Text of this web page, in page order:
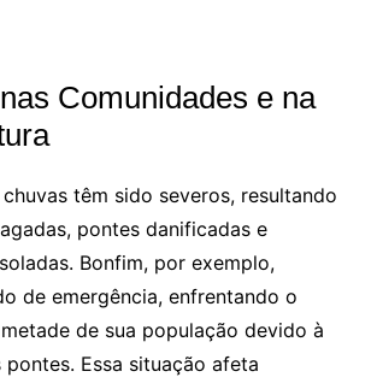
Comunidades e na
têm sido severos, resultando
pontes danificadas e
Bonfim, por exemplo,
de emergência, enfrentando o
de sua população devido à
Essa situação afeta